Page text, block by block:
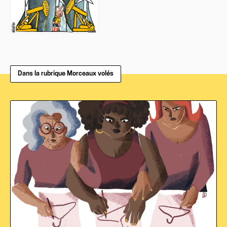
Dans la rubrique Morceaux volés